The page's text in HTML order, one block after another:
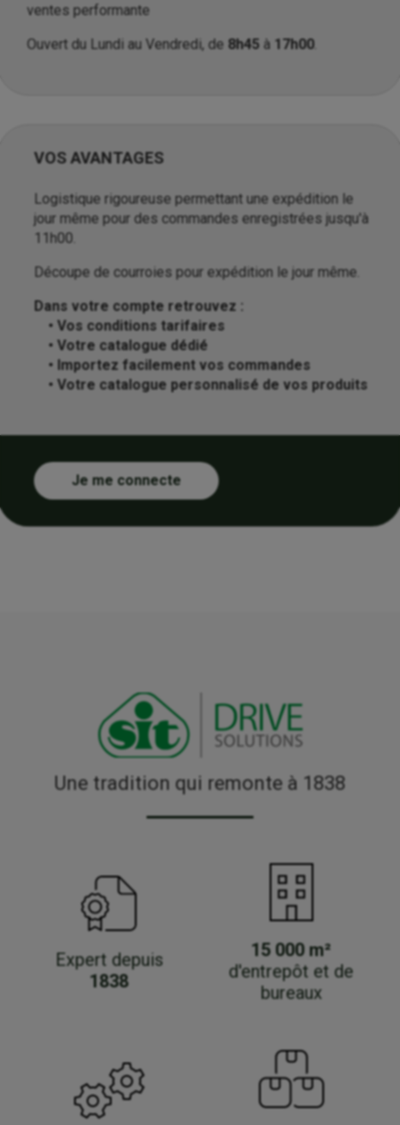
ventes performante
Ouvert du Lundi au Vendredi, de8h45 à 17h00.
VOS AVANTAGES
Logistique rigoureuse permettant une expédition le
jour même pour des commandes enregistrées jusqu'à
11h00.
Découpe de courroies pour expédition le jour même.
Dans votre compte retrouvez :
• Vos conditions tarifaires
• Votre catalogue dédié
• Importez facilement vos commandes
• Votre catalogue personnalisé de vos produits
Je me connecte
Une tradition qui remonte à 1838
Expert depuis
1838
15 000 m²
d'entrepôt et de
bureaux